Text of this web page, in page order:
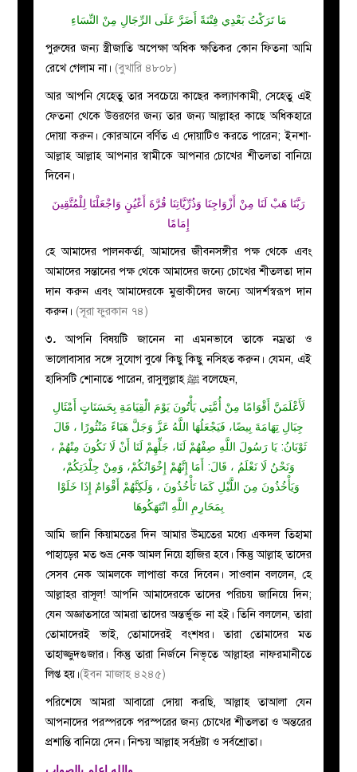
مَا تَرَكْتُ بَعْدِي فِتْنَةً أَضَرَّ عَلَى الرِّجَالِ مِنْ النِّسَاءِ
পুরুষের জন্য স্ত্রীজাতি অপেক্ষা অধিক ক্ষতিকর কোন ফিতনা আমি
রেখে গেলাম না। (বুখারি ৪৮০৮)
আর আপনি যেহেতু তার সবচেয়ে কাছের কল্যাণকামী, সেহেতু এই
ফেতনা থেকে উত্তরণের জন্য তার জন্য আল্লাহর কাছে অধিকহারে
দোয়া করুন। কোরআনে বর্ণিত এ দোয়াটিও করতে পারেন; ইনশা-
আল্লাহ আল্লাহ আপনার স্বামীকে আপনার চোখের শীতলতা বানিয়ে
দিবেন।
رَبَّنَا هَبْ لَنَا مِنْ أَزْوَاجِنَا وَذُرِّيَّاتِنَا قُرَّةَ أَعْيُنٍ وَاجْعَلْنَا لِلْمُتَّقِينَ
إِمَامًا
হে আমাদের পালনকর্তা, আমাদের জীবনসঙ্গীর পক্ষ থেকে এবং
আমাদের সন্তানের পক্ষ থেকে আমাদের জন্যে চোখের শীতলতা দান
দান করুন এবং আমাদেরকে মুত্তাকীদের জন্যে আদর্শস্বরূপ দান
করুন। (সূরা ফুরকান ৭৪)
৩.আপনি বিষয়টি জানেন না এমনভাবে তাকে নম্রতা ও
ভালোবাসার সঙ্গে সুযোগ বুঝে কিছু কিছু নসিহত করুন। যেমন, এই
হাদিসটি শোনাতে পারেন, রাসুলুল্লাহ ﷺ বলেছেন,
لَأَعْلَمَنَّ أَقْوَامًا مِنْ أُمَّتِي يَأْتُونَ يَوْمَ الْقِيَامَةِ بِحَسَنَاتٍ أَمْثَالِ
جِبَالِ تِهَامَةَ بِيضًا، فَيَجْعَلُهَا اللَّهُ عَزَّ وَجَلَّ هَبَاءً مَنْثُورًا ، قَالَ
ثَوْبَانُ: يَا رَسُولَ اللَّهِ صِفْهُمْ لَنَا، جَلِّهِمْ لَنَا أَنْ لَا نَكُونَ مِنْهُمْ ،
وَنَحْنُ لَا نَعْلَمُ ، قَالَ: أَمَا إِنَّهُمْ إِخْوَانُكُمْ، وَمِنْ جِلْدَتِكُمْ،
وَيَأْخُذُونَ مِنَ اللَّيْلِ كَمَا تَأْخُذُونَ ، وَلَكِنَّهُمْ أَقْوَامٌ إِذَا خَلَوْا
بِمَحَارِمِ اللَّهِ انْتَهَكُوهَا
আমি জানি কিয়ামতের দিন আমার উম্মতের মধ্যে একদল তিহামা
পাহাড়ের মত শুভ্র নেক আমল নিয়ে হাজির হবে। কিন্তু আল্লাহ তাদের
সেসব নেক আমলকে লাপাত্তা করে দিবেন। সাওবান বললেন, হে
আল্লাহর রাসূল! আপনি আমাদেরকে তাদের পরিচয় জানিয়ে দিন;
যেন অজ্ঞাতসারে আমরা তাদের অন্তর্ভুক্ত না হই। তিনি বললেন, তারা
তোমাদেরই ভাই, তোমাদেরই বংশধর। তারা তোমাদের মত
তাহাজ্জুদগুজার। কিন্তু তারা নির্জনে নিভৃতে আল্লাহর নাফরমানীতে
লিপ্ত হয়।(ইবন মাজাহ ৪২৪৫)
পরিশেষে আমরা আবারো দোয়া করছি, আল্লাহ তাআলা যেন
আপনাদের পরস্পরকে পরস্পরের জন্য চোখের শীতলতা ও অন্তরের
প্রশান্তি বানিয়ে দেন। নিশ্চয় আল্লাহ সর্বদ্রষ্টা ও সর্বশ্রোতা।